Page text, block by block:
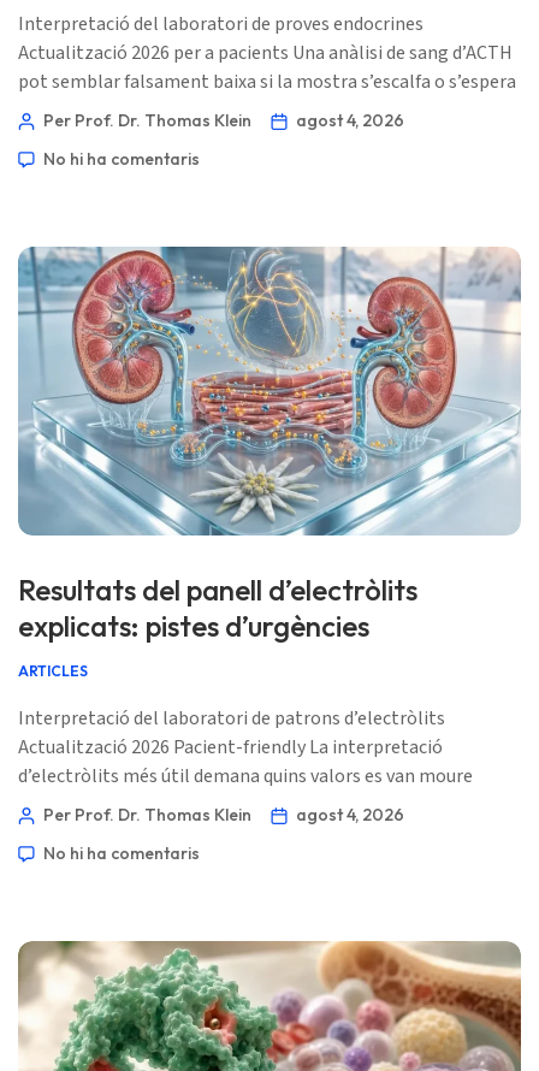
Interpretació del laboratori de proves endocrines
Actualització 2026 per a pacients Una anàlisi de sang d’ACTH
pot semblar falsament baixa si la mostra s’escalfa o s’espera
massa temps, i pot semblar fisiològicament alta després
dia. Per obtenir un resultat significatiu, els clínics
Per Prof. Dr. Thomas Klein
agost 4, 2026
No hi ha comentaris
Resultats del panell d’electròlits
explicats: pistes d’urgències
ARTICLES
Interpretació del laboratori de patrons d’electròlits
Actualització 2026 Pacient-friendly La interpretació
d’electròlits més útil demana quins valors es van moure
junts, com de ràpid van canviar i si els ronyons, el cor o el
de 2026 📝 Publicat: 4 d’agost de 2026 🩺 Revisat
Per Prof. Dr. Thomas Klein
agost 4, 2026
No hi ha comentaris